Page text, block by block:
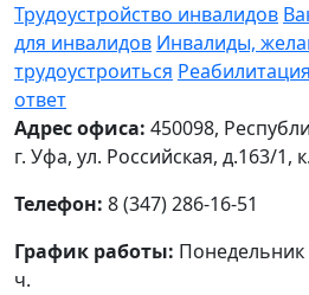
Трудоустройство инвалидов
для инвалидов Инвалиды,
трудоустроиться
ответ
Адрес офиса: 450098,
г. Уфа, ул. Российская, д.163/1,
Телефон: 8 (347) 286-16-51
График работы: Понедельник
ч.